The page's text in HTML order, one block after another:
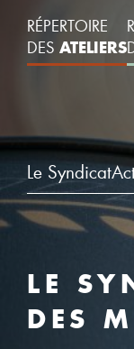
RÉPERTOIRE
DES ATELIERS
Le Syndicat
LE
DES